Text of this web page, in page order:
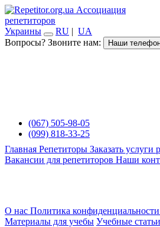
Ассоциация
репетиторов
Украины
RU | UA
Вопросы? Звоните нам:
Наши
(067) 505-98-05
(099) 818-33-25
Главная Репетиторы Заказать услуги
Вакансии для репетиторов Наши
О нас Политика конфиденциальности
Материалы для учебы Учебные статьи